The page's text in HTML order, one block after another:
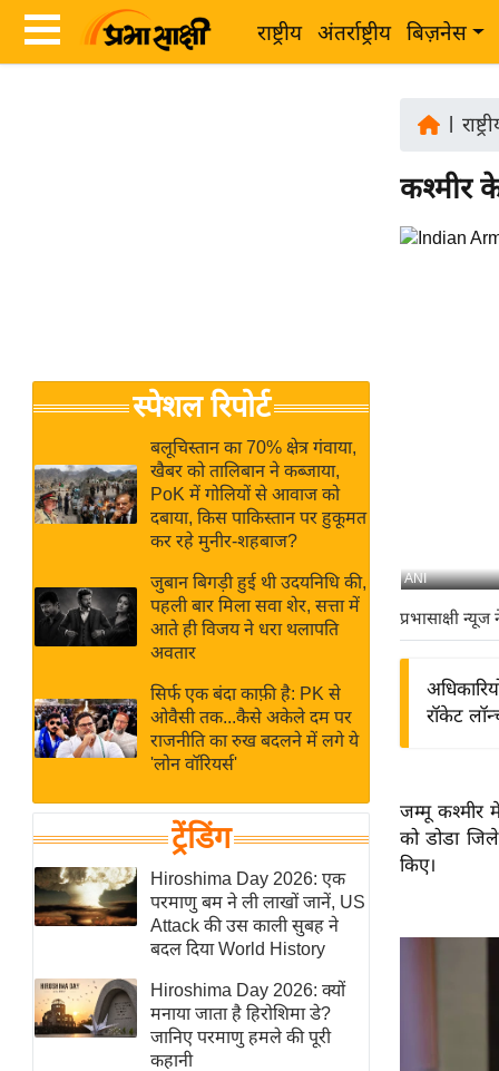
राष्ट्रीय अंतर्राष्ट्रीय बिज़नेस
Breaking
News in
Hindi
Hindi
Videos
जगत
राय
बजट
IPL
2026
ई-पेपर
मिसाल बेमिसाल
शख्सियत
यंग इंडिया
साहित्य जगत
ऑटो वर्ल्ड
न्यूज ब्रीफ
मनोरंजन जगत
बॉलीवुड
हॉलीवुड
फिल्म समीक्षा
स्पेशल रिपोर्ट
बलूचिस्तान का 70% क्षेत्र गंवाया,
खैबर को तालिबान ने कब्जाया,
PoK में गोलियों से आवाज को
दबाया, किस पाकिस्तान पर हुकूमत
कर रहे मुनीर-शहबाज?
जुबान बिगड़ी हुई थी उदयनिधि की,
पहली बार मिला सवा शेर, सत्ता में
आते ही विजय ने धरा थलापति
अवतार
सिर्फ एक बंदा काफ़ी है: PK से
ओवैसी तक...कैसे अकेले दम पर
राजनीति का रुख बदलने में लगे ये
'लोन वॉरियर्स'
ट्रेंडिंग
Hiroshima Day 2026: एक
परमाणु बम ने ली लाखों जानें, US
Attack की उस काली सुबह ने
बदल दिया World History
Hiroshima Day 2026: क्यों
मनाया जाता है हिरोशिमा डे?
जानिए परमाणु हमले की पूरी
कहानी
कश्मीर
ANI
प्रभासाक्षी न्यूज
रॉकेट
जम्मू कश्मीर
को डोडा
किए।